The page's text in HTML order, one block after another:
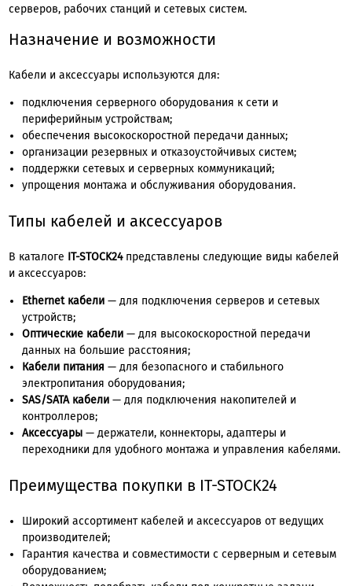
серверов, рабочих станций и сетевых систем.
Назначение и возможности
Кабели и аксессуары используются для:
подключения серверного оборудования к сети и
периферийным устройствам;
обеспечения высокоскоростной передачи данных;
организации резервных и отказоустойчивых систем;
поддержки сетевых и серверных коммуникаций;
упрощения монтажа и обслуживания оборудования.
Типы кабелей и аксессуаров
В каталоге IT-STOCK24представлены следующие виды кабелей
и аксессуаров:
Ethernet кабели — для подключения серверов и сетевых
устройств;
Оптические кабели — для высокоскоростной передачи
данных на большие расстояния;
Кабели питания — для безопасного и стабильного
электропитания оборудования;
SAS/SATA кабели — для подключения накопителей и
контроллеров;
Аксессуары — держатели, коннекторы, адаптеры и
переходники для удобного монтажа и управления кабелями.
Преимущества покупки в IT-STOCK24
Широкий ассортимент кабелей и аксессуаров от ведущих
производителей;
Гарантия качества и совместимости с серверным и сетевым
оборудованием;